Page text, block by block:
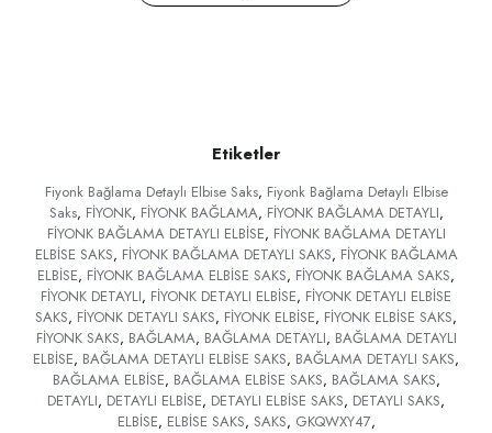
Etiketler
Fiyonk Bağlama Detaylı Elbise Saks, Fiyonk Bağlama Detaylı Elbise
Saks, FİYONK, FİYONK BAĞLAMA, FİYONK BAĞLAMA DETAYLI,
FİYONK BAĞLAMA DETAYLI ELBİSE, FİYONK BAĞLAMA DETAYLI
ELBİSE SAKS, FİYONK BAĞLAMA DETAYLI SAKS, FİYONK BAĞLAMA
ELBİSE, FİYONK BAĞLAMA ELBİSE SAKS, FİYONK BAĞLAMA SAKS,
FİYONK DETAYLI, FİYONK DETAYLI ELBİSE, FİYONK DETAYLI ELBİSE
SAKS, FİYONK DETAYLI SAKS, FİYONK ELBİSE, FİYONK ELBİSE SAKS,
FİYONK SAKS, BAĞLAMA, BAĞLAMA DETAYLI, BAĞLAMA DETAYLI
ELBİSE, BAĞLAMA DETAYLI ELBİSE SAKS, BAĞLAMA DETAYLI SAKS,
BAĞLAMA ELBİSE, BAĞLAMA ELBİSE SAKS, BAĞLAMA SAKS,
DETAYLI, DETAYLI ELBİSE, DETAYLI ELBİSE SAKS, DETAYLI SAKS,
ELBİSE, ELBİSE SAKS, SAKS, GKQWXY47,